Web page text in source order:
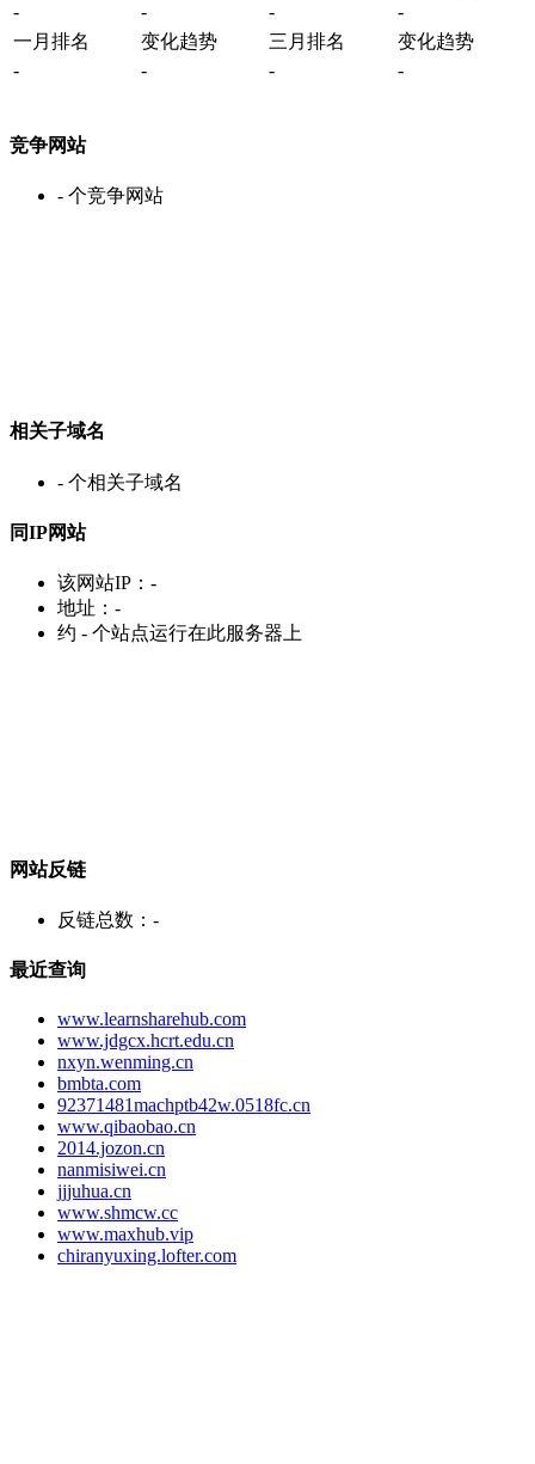
-
- -
-
一月排名
变化趋势 三月排名
变化趋势
-
- - -
竞争网站
- 个竞争网站
相关子域名
- 个相关子域名
同IP网站
该网站IP： -
地址： -
约 - 个站点运行在此服务器上
网站反链
反链总数： -
最近查询
www.learnsharehub.com
www.jdgcx.hcrt.edu.cn
nxyn.wenming.cn
bmbta.com
92371481machptb42w.0518fc.cn
www.qibaobao.cn
2014.jozon.cn
nanmisiwei.cn
jjjuhua.cn
www.shmcw.cc
www.maxhub.vip
chiranyuxing.lofter.com